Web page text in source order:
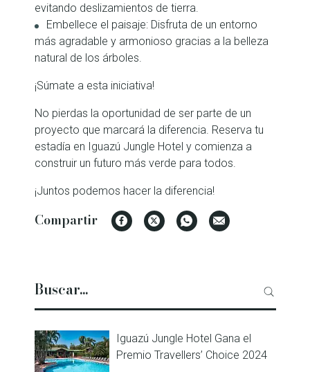
evitando deslizamientos de tierra.
Embellece el paisaje: Disfruta de un entorno
más agradable y armonioso gracias a la belleza
natural de los árboles.
¡Súmate a esta iniciativa!
No pierdas la oportunidad de ser parte de un
proyecto que marcará la diferencia. Reserva tu
estadía en Iguazú Jungle Hotel y comienza a
construir un futuro más verde para todos.
¡Juntos podemos hacer la diferencia!
Compartir Facebook
Twitter WhatsApp
Email
Iguazú Jungle Hotel Gana el
Premio Travellers’ Choice 2024